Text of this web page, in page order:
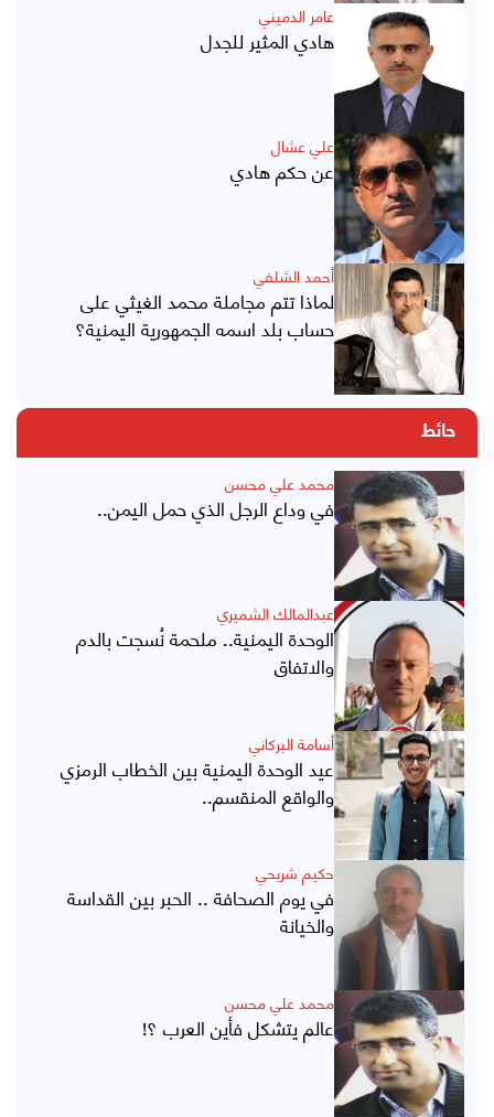
عامر الدميني
هادي المثير للجدل
علي عشال
عن حكم هادي
أحمد الشلفي
لماذا تتم مجاملة محمد الغيثي على
حساب بلد اسمه الجمهورية اليمنية؟
حائط
محمد علي محسن
في وداع الرجل الذي حمل اليمن..
عبدالمالك الشميري
الوحدة اليمنية.. ملحمة نُسجت بالدم
والاتفاق
أسامة البركاني
عيد الوحدة اليمنية بين الخطاب الرمزي
والواقع المنقسم..
حكيم شريحي
في يوم الصحافة .. الحبر بين القداسة
والخيانة
محمد علي محسن
عالم يتشكل فأين العرب ؟!